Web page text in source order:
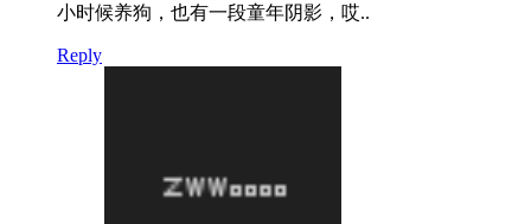
小时候养狗，也有一段童年阴影，哎..
Reply